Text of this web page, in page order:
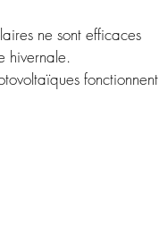
ne sont efficaces
hivernale.
fonctionnent